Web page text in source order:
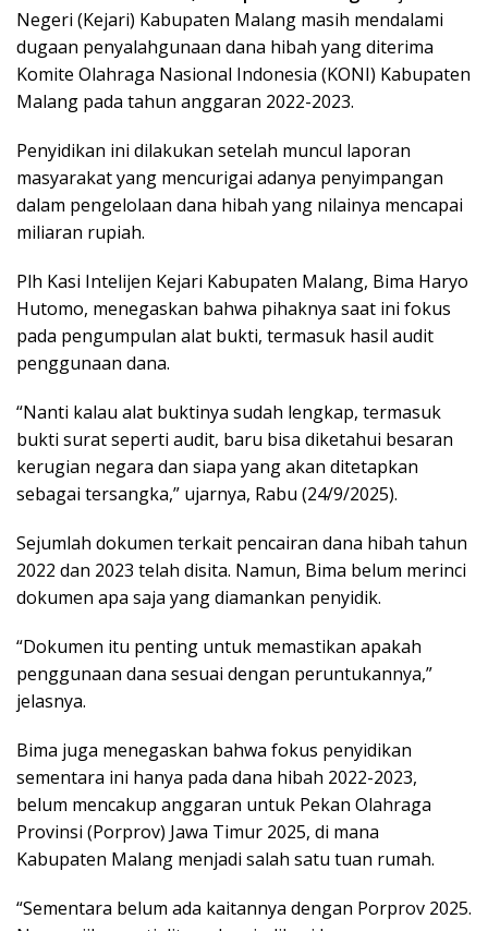
Negeri (Kejari) Kabupaten Malang masih mendalami
dugaan penyalahgunaan dana hibah yang diterima
Komite Olahraga Nasional Indonesia (KONI) Kabupaten
Malang pada tahun anggaran 2022-2023.
Penyidikan ini dilakukan setelah muncul laporan
masyarakat yang mencurigai adanya penyimpangan
dalam pengelolaan dana hibah yang nilainya mencapai
miliaran rupiah.
Plh Kasi Intelijen Kejari Kabupaten Malang, Bima Haryo
Hutomo, menegaskan bahwa pihaknya saat ini fokus
pada pengumpulan alat bukti, termasuk hasil audit
penggunaan dana.
“Nanti kalau alat buktinya sudah lengkap, termasuk
bukti surat seperti audit, baru bisa diketahui besaran
kerugian negara dan siapa yang akan ditetapkan
sebagai tersangka,” ujarnya, Rabu (24/9/2025).
Sejumlah dokumen terkait pencairan dana hibah tahun
2022 dan 2023 telah disita. Namun, Bima belum merinci
dokumen apa saja yang diamankan penyidik.
“Dokumen itu penting untuk memastikan apakah
penggunaan dana sesuai dengan peruntukannya,”
jelasnya.
Bima juga menegaskan bahwa fokus penyidikan
sementara ini hanya pada dana hibah 2022-2023,
belum mencakup anggaran untuk Pekan Olahraga
Provinsi (Porprov) Jawa Timur 2025, di mana
Kabupaten Malang menjadi salah satu tuan rumah.
“Sementara belum ada kaitannya dengan Porprov 2025.